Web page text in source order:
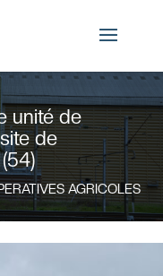
×
unité de
de
AGRICOLES